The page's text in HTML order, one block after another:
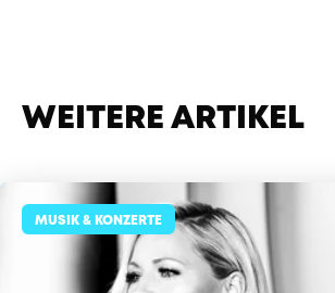
WEITERE ARTIKEL
MUSIK & KONZERTE